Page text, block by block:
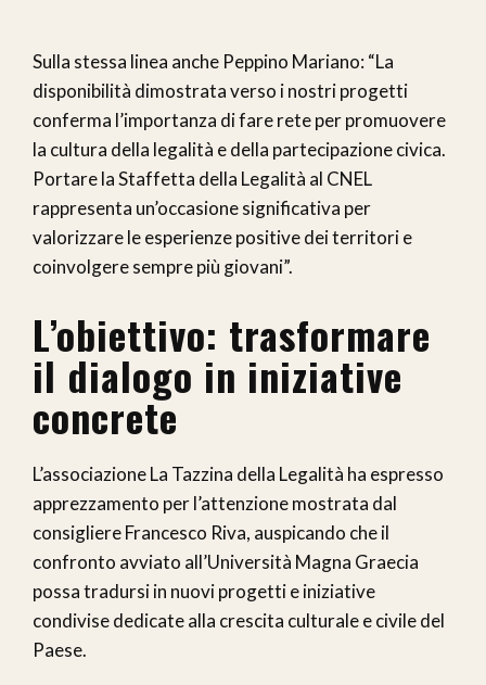
Sulla stessa linea anche Peppino Mariano: “La
disponibilità dimostrata verso i nostri progetti
conferma l’importanza di fare rete per promuovere
la cultura della legalità e della partecipazione civica.
Portare la Staffetta della Legalità al CNEL
rappresenta un’occasione significativa per
valorizzare le esperienze positive dei territori e
coinvolgere sempre più giovani”.
L’obiettivo: trasformare
il dialogo in iniziative
concrete
L’associazione La Tazzina della Legalità ha espresso
apprezzamento per l’attenzione mostrata dal
consigliere Francesco Riva, auspicando che il
confronto avviato all’Università Magna Graecia
possa tradursi in nuovi progetti e iniziative
condivise dedicate alla crescita culturale e civile del
Paese.